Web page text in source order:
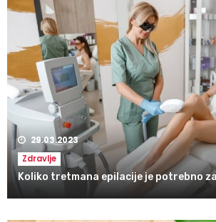
29.03.2023
Zdravlje
Koliko tretmana epilacije je potrebno